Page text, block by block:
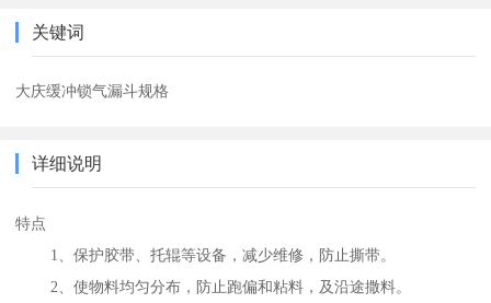
关键词
大庆缓冲锁气漏斗规格
详细说明
特点
1、保护胶带、托辊等设备，减少维修，防止撕带。
2、使物料均匀分布，防止跑偏和粘料，及沿途撒料。